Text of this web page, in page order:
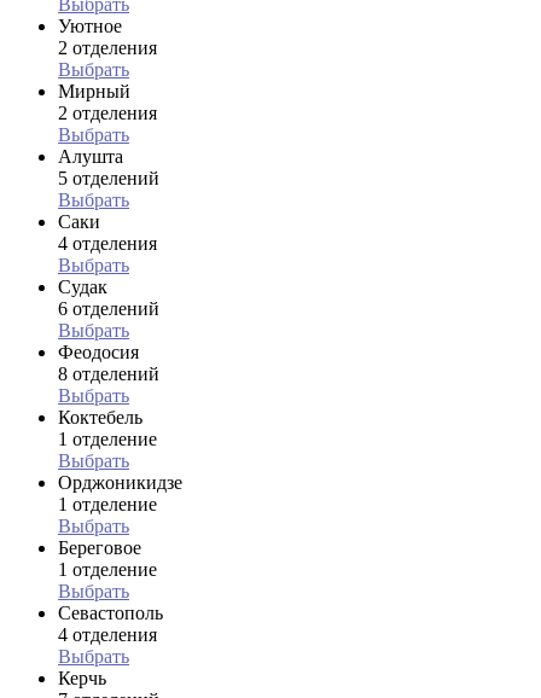
Выбрать
Уютное
2 отделения
Выбрать
Мирный
2 отделения
Выбрать
Алушта
5 отделений
Выбрать
Саки
4 отделения
Выбрать
Судак
6 отделений
Выбрать
Феодосия
8 отделений
Выбрать
Коктебель
1 отделение
Выбрать
Орджоникидзе
1 отделение
Выбрать
Береговое
1 отделение
Выбрать
Севастополь
4 отделения
Выбрать
Керчь